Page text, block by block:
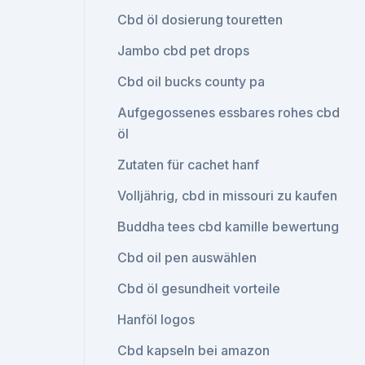
Cbd öl dosierung touretten
Jambo cbd pet drops
Cbd oil bucks county pa
Aufgegossenes essbares rohes cbd
öl
Zutaten für cachet hanf
Volljährig, cbd in missouri zu kaufen
Buddha tees cbd kamille bewertung
Cbd oil pen auswählen
Cbd öl gesundheit vorteile
Hanföl logos
Cbd kapseln bei amazon